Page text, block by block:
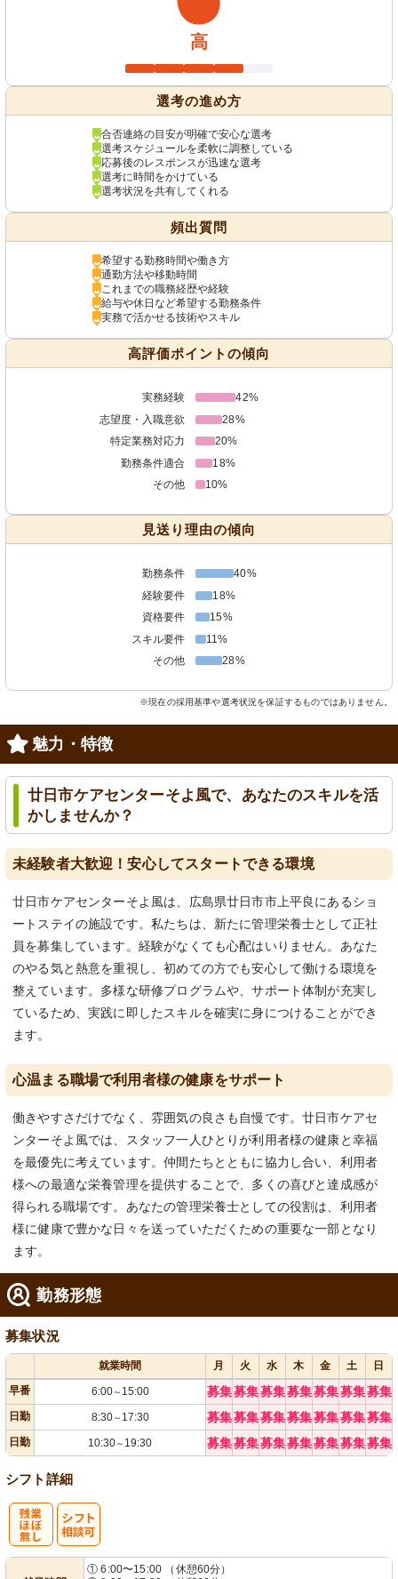
高
選考の進め方
合否連絡の目安が明確で安心な選考
選考スケジュールを柔軟に調整している
応募後のレスポンスが迅速な選考
選考に時間をかけている
選考状況を共有してくれる
頻出質問
希望する勤務時間や働き方
通勤方法や移動時間
これまでの職務経歴や経験
給与や休日など希望する勤務条件
実務で活かせる技術やスキル
高評価ポイントの傾向
実務経験
42%
志望度・入職意欲
28%
特定業務対応力
20%
勤務条件適合
18%
その他
10%
見送り理由の傾向
勤務条件
40%
経験要件
18%
資格要件
15%
スキル要件
11%
その他
28%
※現在の採用基準や選考状況を保証するものではありません。
魅力・特徴
廿日市ケアセンターそよ風で、あなたのスキルを活
かしませんか？
未経験者大歓迎！安心してスタートできる環境
廿日市ケアセンターそよ風は、広島県廿日市市上平良にあるショ
ートステイの施設です。私たちは、新たに管理栄養士として正社
員を募集しています。経験がなくても心配はいりません。あなた
のやる気と熱意を重視し、初めての方でも安心して働ける環境を
整えています。多様な研修プログラムや、サポート体制が充実し
ているため、実践に即したスキルを確実に身につけることができ
ます。
心温まる職場で利用者様の健康をサポート
働きやすさだけでなく、雰囲気の良さも自慢です。廿日市ケアセ
ンターそよ風では、スタッフ一人ひとりが利用者様の健康と幸福
を最優先に考えています。仲間たちとともに協力し合い、利用者
様への最適な栄養管理を提供することで、多くの喜びと達成感が
得られる職場です。あなたの管理栄養士としての役割は、利用者
様に健康で豊かな日々を送っていただくための重要な一部となり
ます。
勤務形態
募集状況
就業時間 月 火 水 木 金 土
日
早番
6:00～ 15:00 募集募集募集募集募集募集募集
日勤 8:30～ 17:30 募集募集募集募集募集募集募集
日勤 10:30～ 19:30 募集募集募集募集募集募集募集
シフト詳細
① 6:00〜15:00 （休憩60分）